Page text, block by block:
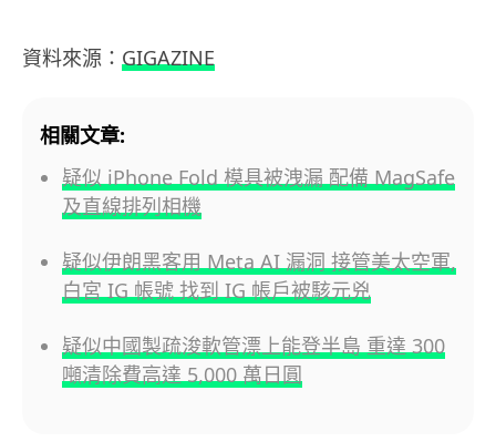
資料來源： GIGAZINE
相關文章:
疑似 iPhone Fold 模具被洩漏 配備 MagSafe
及直線排列相機
疑似伊朗黑客用 Meta AI 漏洞 接管美太空軍,
白宮 IG 帳號 找到 IG 帳戶被駭元兇
疑似中國製疏浚軟管漂上能登半島 重達 300
噸清除費高達 5,000 萬日圓